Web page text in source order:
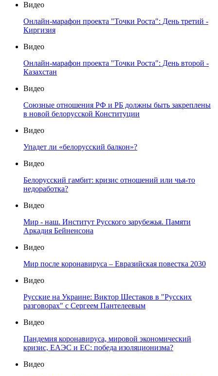
Видео
Онлайн-марафон проекта "Точки Роста": День третий -
Киргизия
Видео
Онлайн-марафон проекта "Точки Роста": День второй -
Казахстан
Видео
Союзные отношения РФ и РБ должны быть закреплены
в новой белорусской Конституции
Видео
Упадет ли «белорусский балкон»?
Видео
Белорусский гамбит: кризис отношений или чья-то
недоработка?
Видео
Мир - наш. Институт Русского зарубежья. Памяти
Аркадия Бейненсона
Видео
Мир после коронавируса – Евразийская повестка 2030
Видео
Русские на Украине: Виктор Шестаков в "Русских
разговорах" с Сергеем Пантелеевым
Видео
Пандемия коронавируса, мировой экономический
кризис, ЕАЭС и ЕС: победа изоляционизма?
Видео